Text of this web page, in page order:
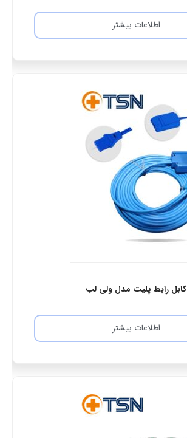
اطلاعات بیشتر
کابل رابط پلیت مدل ولی لب
اطلاعات بیشتر